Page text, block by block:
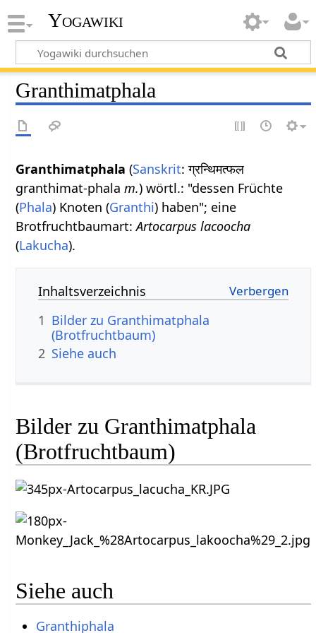
Yogawiki
Granthimatphala
Granthimatphala (Sanskrit: ग्रन्थिमत्फल
granthimat-phalam.) wörtl.: "dessen Früchte
(Phala) Knoten (Granthi) haben"; eine
Brotfruchtbaumart:Artocarpus lacoocha
(Lakucha).
Inhaltsverzeichnis
1 Bilder zu Granthimatphala
(Brotfruchtbaum)
2 Siehe auch
Bilder zu Granthimatphala
(Brotfruchtbaum)
Siehe auch
Granthiphala